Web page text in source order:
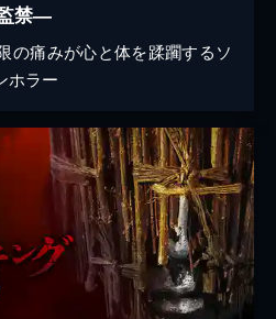
禁―
の痛みが心と体を蹂躙するソ
ホラー